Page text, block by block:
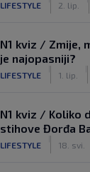
LIFESTYLE 2. lip.
N1 kviz / Zmije,
je najopasniji?
LIFESTYLE 1. lip.
N1 kviz / Koliko
stihove Đorđa
LIFESTYLE 18. svi.